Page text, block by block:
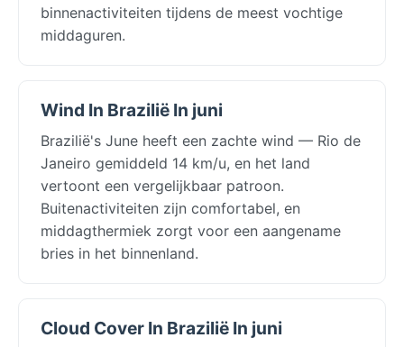
binnenactiviteiten tijdens de meest vochtige
middaguren.
Wind In Brazilië In juni
Brazilië's June heeft een zachte wind — Rio de
Janeiro gemiddeld 14 km/u, en het land
vertoont een vergelijkbaar patroon.
Buitenactiviteiten zijn comfortabel, en
middagthermiek zorgt voor een aangename
bries in het binnenland.
Cloud Cover In Brazilië In juni